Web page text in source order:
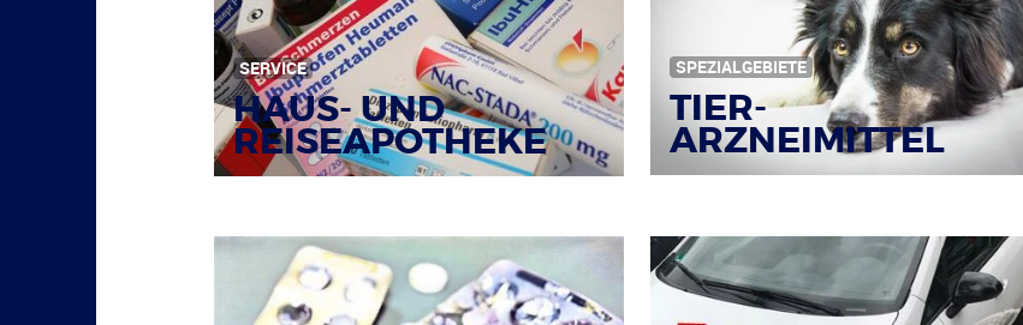
SERVICE
HAUS- UND
REISEAPOTHEKE
Bildquelle: © Tim Reckmann / pixelio.de
SPEZIALGEBIETE
TIER-
ARZNEIMITTEL